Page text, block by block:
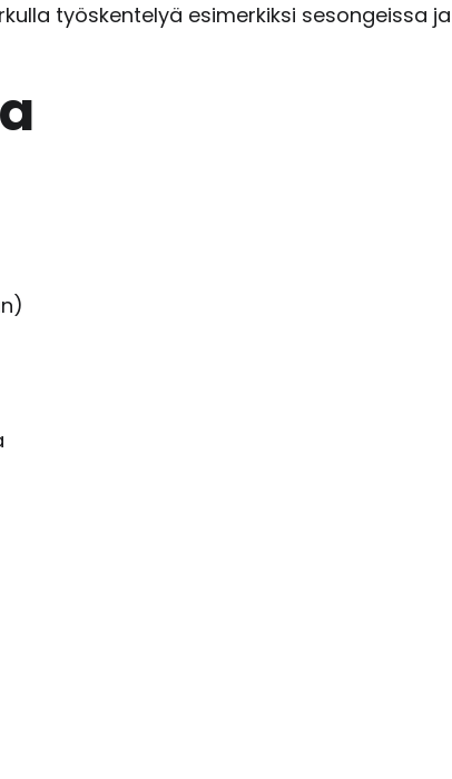
työskentelyä esimerkiksi sesongeissa